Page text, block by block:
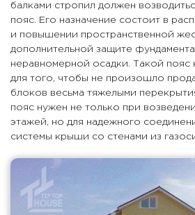
балками стропил должен
пояс. Его назначение состоит в
и повышении пространственной
дополнительной защите
неравномерной осадки. Такой пояс
для того, чтобы не произошло
блоков весьма тяжелыми
пояс нужен не только при
этажей, но для надежного
системы крыши со стенами из